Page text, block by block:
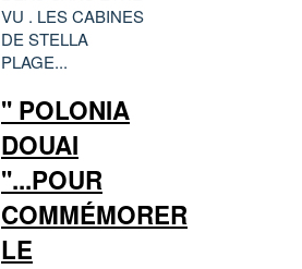
VU . LES CABINES
DE STELLA
PLAGE...
'' POLONIA
DOUAI
''...POUR
COMMÉMORER
LE